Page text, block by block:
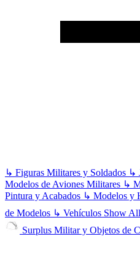
↳ Figuras Militares y Soldados ↳
Modelos de Aviones Militares ↳
Pintura y Acabados ↳ Modelos y
de Modelos ↳ Vehículos Show All
Surplus Militar y Objetos de